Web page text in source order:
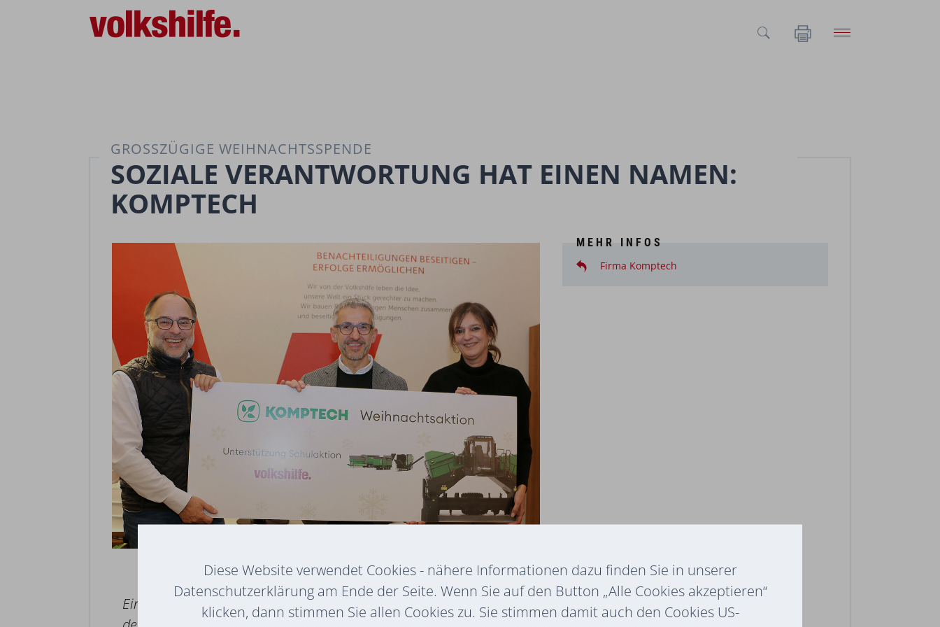
GROSSZÜGIGE WEIHNACHTSSPENDE
SOZIALE VERANTWORTUNG HAT EINEN NAMEN:
KOMPTECH
Eine großzügige Weihnachtsspende überreichte der Director Sales
MEHR INFOS
Firma Komptech
Diese Website verwendet Cookies - nähere Informationen dazu finden Sie in unserer
Datenschutzerklärung am Ende der Seite. Wenn Sie auf den Button „Alle Cookies akzeptieren“
klicken, dann stimmen Sie allen Cookies zu. Sie stimmen damit auch den Cookies US-